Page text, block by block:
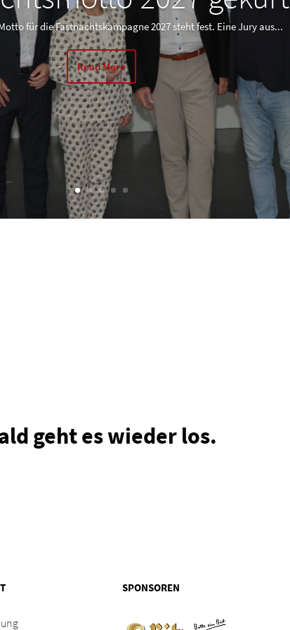
für die Fastnachtskampagne 2027 steht fest. Eine Jury aus...
Read More
geht es wieder los.
SPONSOREN